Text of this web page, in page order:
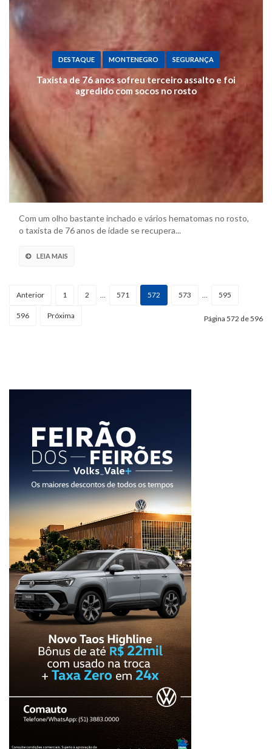
DESTAQUE MONTENEGRO SEGURANÇA
Taxista de 76 anos sofreu terceiro assalto e foi
agredido com socos no rosto
Com um olho bastante inchado e vários hematomas no rosto,
o taxista de 76 anos de idade se recupera...
LEIA MAIS
Anterior 1 2 … 571 572 573 … 595
596 Próxima Página 572 de 596